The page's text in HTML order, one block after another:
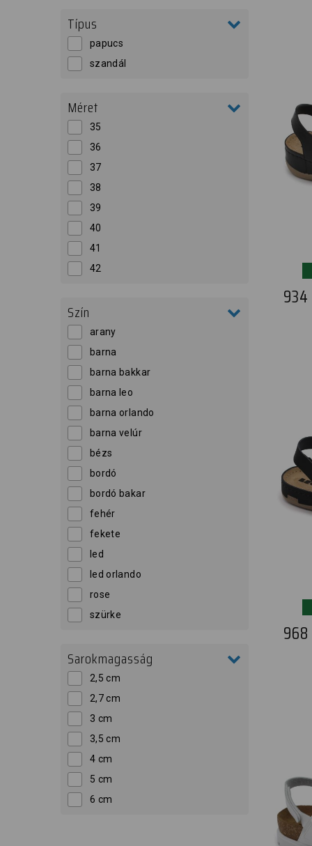
Típus
papucs
szandál
Méret
35
36
37
38
39
40
41
42
Szín
arany
barna
barna bakkar
barna leo
barna orlando
barna velúr
bézs
bordó
bordó bakar
fehér
fekete
led
led orlando
rose
szürke
Sarokmagasság
2,5 cm
2,7 cm
3 cm
3,5 cm
4 cm
5 cm
6 cm
934
968